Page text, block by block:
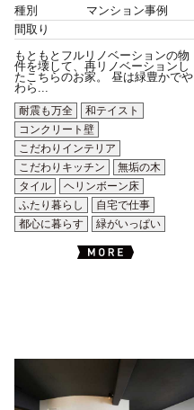
種別
マンション事例
間取り
もともとフルリノベーションの物
件を壊して、再リノベーションし
たこちらのお家。 昼は緑豊かでや
わら...
耐震も万全
和テイスト
コンクリート壁
こだわりインテリア
こだわりキッチン
無垢の木
タイル
ヘリンボーン床
ふたり暮らし
自宅で仕事
都心に暮らす
緑がいっぱい